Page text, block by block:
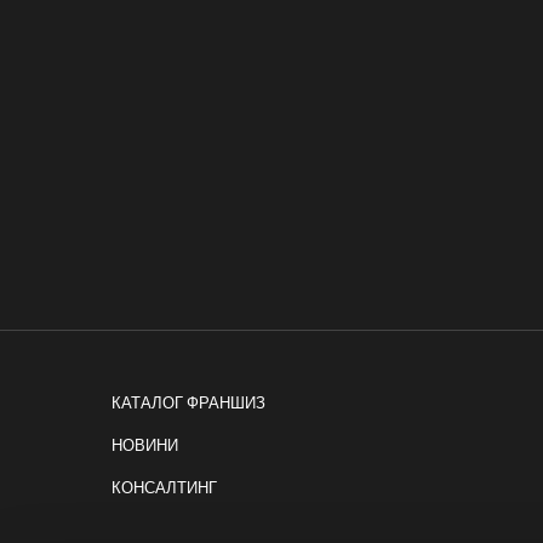
КАТАЛОГ ФРАНШИЗ
НОВИНИ
КОНСАЛТИНГ